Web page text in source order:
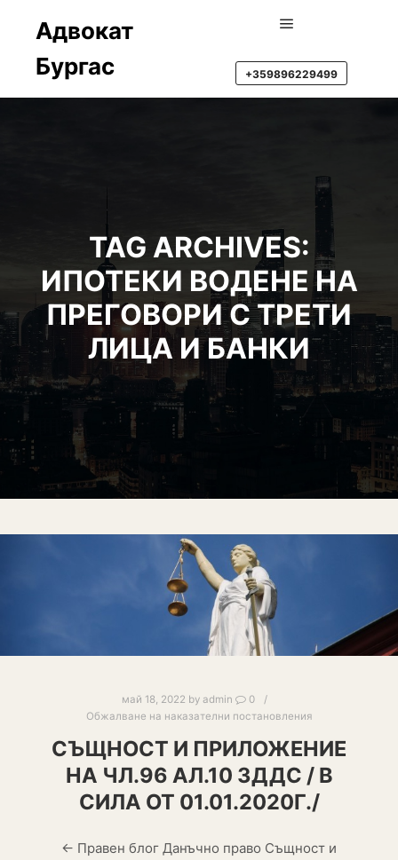
Адвокат
Бургас
+359896229499
TAG ARCHIVES:
ИПОТЕКИ ВОДЕНЕ НА
ПРЕГОВОРИ С ТРЕТИ
ЛИЦА И БАНКИ
май 18, 2022 by admin
0
Обжалване на наказателни постановления
СЪЩНОСТ И ПРИЛОЖЕНИЕ
НА ЧЛ.96 АЛ.10 ЗДДС / В
СИЛА ОТ 01.01.2020Г./
← Правен блог Данъчно право Същност и